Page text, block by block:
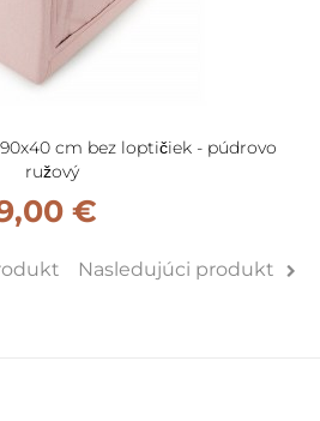
cm bez loptičiek - púdrovo
ružový
€
Nasledujúci produkt